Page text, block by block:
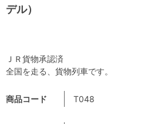
デル）
商品コード T048
ＪＲ貨物承認済
全国を走る、貨物列車です。